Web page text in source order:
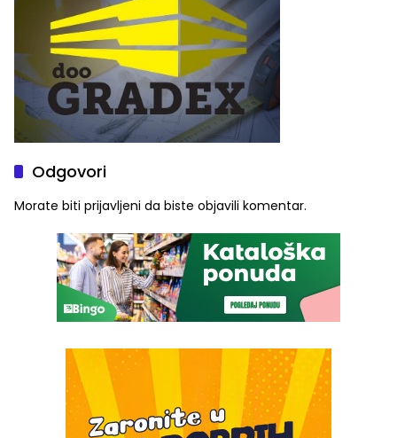
Odgovori
Morate biti prijavljeni da biste objavili komentar.